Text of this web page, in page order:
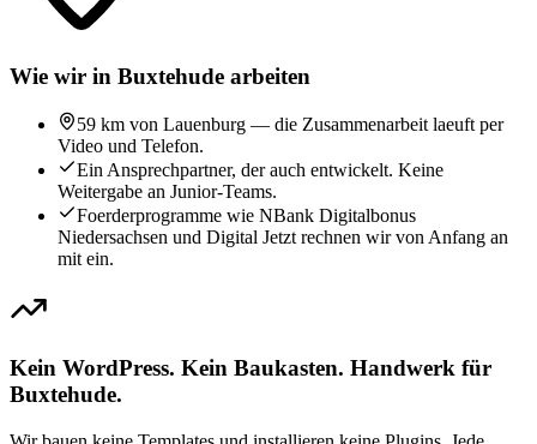
Wie wir in Buxtehude arbeiten
59 km von Lauenburg — die Zusammenarbeit laeuft per
Video und Telefon.
Ein Ansprechpartner, der auch entwickelt. Keine
Weitergabe an Junior-Teams.
Foerderprogramme wie NBank Digitalbonus
Niedersachsen und Digital Jetzt rechnen wir von Anfang an
mit ein.
Kein WordPress. Kein Baukasten. Handwerk für
Buxtehude.